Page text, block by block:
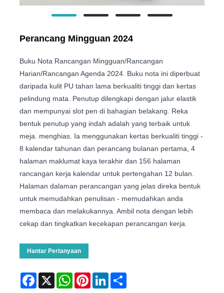
Perancang Mingguan 2024
Buku Nota Rancangan Mingguan/Rancangan
Harian/Rancangan Agenda 2024. Buku nota ini diperbuat
daripada kulit PU tahan lama berkualiti tinggi dan kertas
pelindung mata. Penutup dilengkapi dengan jalur elastik
dan mempunyai slot pen di bahagian belakang. Reka
bentuk penutup yang indah adalah yang terbaik untuk
meja. menghias. Ia menggunakan kertas berkualiti tinggi -
8 kalendar tahunan dan perancang bulanan pertama, 4
halaman maklumat kaya terakhir dan 156 halaman
rancangan kerja kalendar untuk pertengahan 12 bulan.
Halaman dalaman perancangan yang jelas direka bentuk
untuk memudahkan penulisan - memudahkan anda
membaca dan melakukannya. Ambil nota dengan lebih
cekap dan tingkatkan kecekapan perancangan kerja.
Hantar Pertanyaan
Facebook
X WhatsAppPinterestLinkedIn